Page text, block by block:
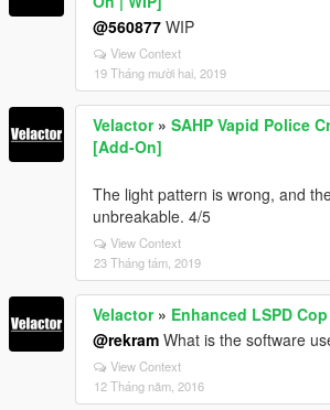
@560877 WIP
View Context
19 Tháng mười hai, 2019
Velactor» SAHP Vapid Police
[Add-On]
The light pattern is wrong, and
unbreakable. 4/5
View Context
23 Tháng tám, 2019
Velactor» Enhanced LSPD Cop
@rekram What is the software
View Context
12 Tháng năm, 2016